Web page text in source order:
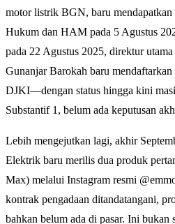
motor listrik BGN, baru
Hukum dan HAM pada 5 Agustus
pada 22 Agustus 2025, direktur
Gunanjar Barokah baru
DJKI—dengan status hingga kini
Substantif 1, belum ada keputusan
Lebih mengejutkan lagi, akhir
Elektrik baru merilis dua produk
Max) melalui Instagram resmi
kontrak pengadaan ditandatangani,
bahkan belum ada di pasar. Ini